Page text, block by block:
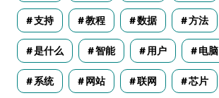
支持 教程 数据 方法
是什么 智能 用户 电脑
系统 网站 联网 芯片